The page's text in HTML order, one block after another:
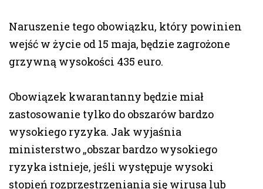
Naruszenie tego obowiązku, który powinien
wejść w życie od 15 maja, będzie zagrożone
grzywną wysokości 435 euro.
Obowiązek kwarantanny będzie miał
zastosowanie tylko do obszarów bardzo
wysokiego ryzyka. Jak wyjaśnia
ministerstwo „obszar bardzo wysokiego
ryzyka istnieje, jeśli występuje wysoki
stopień rozprzestrzeniania się wirusa lub